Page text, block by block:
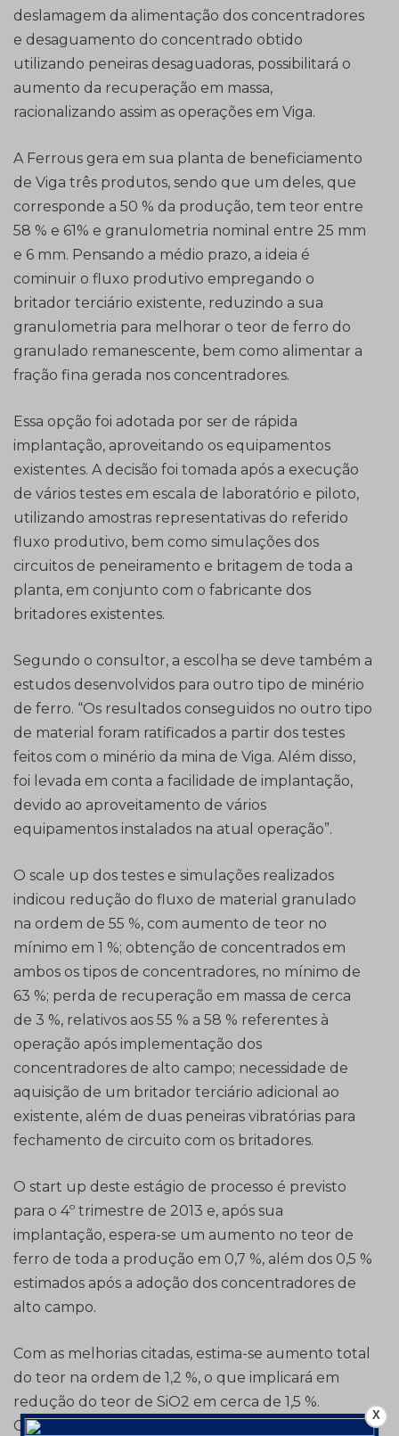
deslamagem da alimentação dos concentradores
e desaguamento do concentrado obtido
utilizando peneiras desaguadoras, possibilitará o
aumento da recuperação em massa,
racionalizando assim as operações em Viga.
A Ferrous gera em sua planta de beneficiamento
de Viga três produtos, sendo que um deles, que
corresponde a 50 % da produção, tem teor entre
58 % e 61% e granulometria nominal entre 25 mm
e 6 mm. Pensando a médio prazo, a ideia é
cominuir o fluxo produtivo empregando o
britador terciário existente, reduzindo a sua
granulometria para melhorar o teor de ferro do
granulado remanescente, bem como alimentar a
fração fina gerada nos concentradores.
Essa opção foi adotada por ser de rápida
implantação, aproveitando os equipamentos
existentes. A decisão foi tomada após a execução
de vários testes em escala de laboratório e piloto,
utilizando amostras representativas do referido
fluxo produtivo, bem como simulações dos
circuitos de peneiramento e britagem de toda a
planta, em conjunto com o fabricante dos
britadores existentes.
Segundo o consultor, a escolha se deve também a
estudos desenvolvidos para outro tipo de minério
de ferro. “Os resultados conseguidos no outro tipo
de material foram ratificados a partir dos testes
feitos com o minério da mina de Viga. Além disso,
foi levada em conta a facilidade de implantação,
devido ao aproveitamento de vários
equipamentos instalados na atual operação”.
O scale up dos testes e simulações realizados
indicou redução do fluxo de material granulado
na ordem de 55 %, com aumento de teor no
mínimo em 1 %; obtenção de concentrados em
ambos os tipos de concentradores, no mínimo de
63 %; perda de recuperação em massa de cerca
de 3 %, relativos aos 55 % a 58 % referentes à
operação após implementação dos
concentradores de alto campo; necessidade de
aquisição de um britador terciário adicional ao
existente, além de duas peneiras vibratórias para
fechamento de circuito com os britadores.
O start up deste estágio de processo é previsto
para o 4º trimestre de 2013 e, após sua
implantação, espera-se um aumento no teor de
ferro de toda a produção em 0,7 %, além dos 0,5 %
estimados após a adoção dos concentradores de
alto campo.
Com as melhorias citadas, estima-se aumento total
do teor na ordem de 1,2 %, o que implicará em
redução do teor de SiO2 em cerca de 1,5 %.
Considerando-se os preços atualmente praticados
X